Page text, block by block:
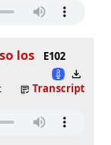
los
E102
Transcript